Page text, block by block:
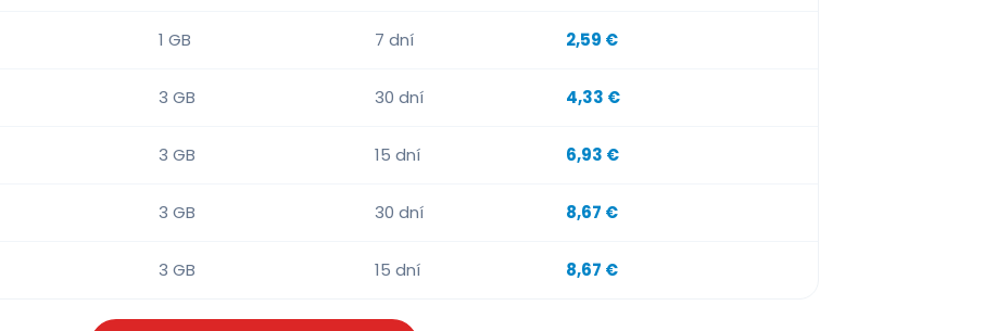
1 GB 7 dní 2,59 €
3 GB 30 dní 4,33 €
3 GB 15 dní 6,93 €
3 GB 30 dní 8,67 €
3 GB 15 dní 8,67 €